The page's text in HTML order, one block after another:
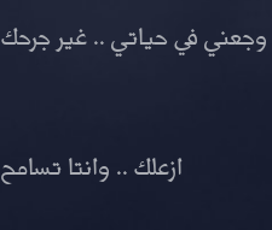
وجعني في حياتي .. غير جرحك
ازعلك .. وانتا تسامح